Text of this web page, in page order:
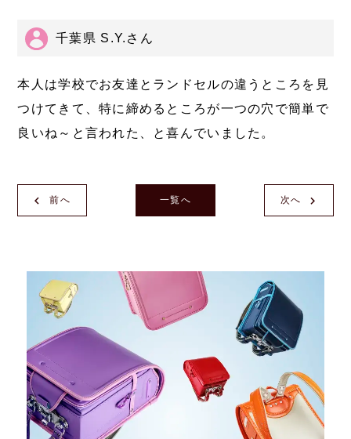
千葉県 S.Y.さん
本人は学校でお友達とランドセルの違うところを見
つけてきて、特に締めるところが一つの穴で簡単で
良いね～と言われた、と喜んでいました。
前へ 次へ
一覧へ